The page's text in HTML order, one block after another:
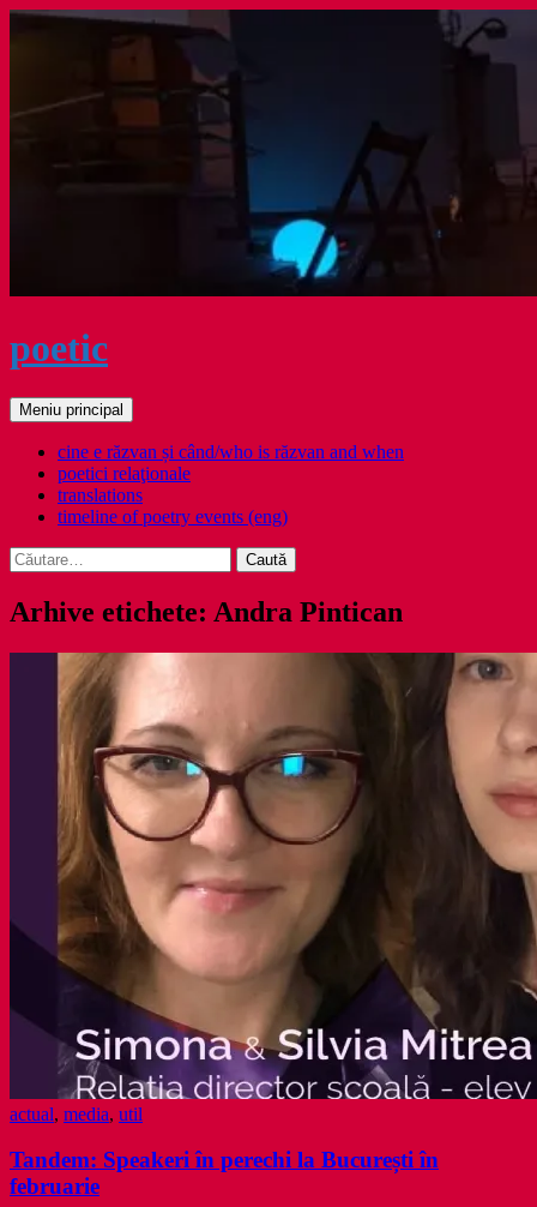
poetic
Caută
Meniu principal
cine e răzvan și când/who is răzvan and when
poetici relaţionale
translations
timeline of poetry events (eng)
Caută
după:
Arhive etichete: Andra Pintican
actual, media, util
Tandem: Speakeri în perechi la București în
februarie